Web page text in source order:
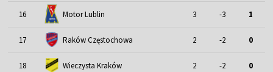
16 Motor Lublin 3 -3 1
17 Raków Częstochowa 2 -2 0
18 Wieczysta Kraków 2 -2 0